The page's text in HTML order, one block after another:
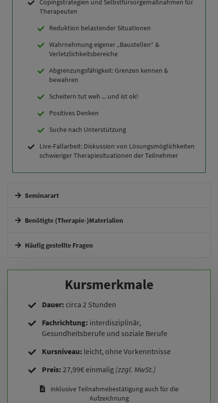
Copingstrategien und Selbstfürsorgemaßnahmen für
Therapeuten
Reduktion belastender Situationen
Wahrnehmung eigener „Baustellen“ &
Verletzlichkeitsbereiche
Abgrenzungsfähigkeit: Grenzen kennen &
bewahren
Scheitern tut weh ... und ist ok!
Positives Denken
Suche nach Unterstützung
Live-Fallarbeit: Diskussion von Lösungsmöglichkeiten
schwieriger Therapiesituationen der Teilnehmer
Seminarart
Benötigte (Therapie-)Materialien
Häufig gestellte Fragen
Ich kann zum Termin nicht, wird es eine Aufzeichnung oder
einen Alternativtermin geben?
Muss ich aus der Fachrichtung kommen, um teilnehmen zu
Kursmerkmale
Dauer: circa 2 Stunden
Fachrichtung: interdisziplinär,
Gesundheitsberufe und soziale Berufe
Kursniveau: leicht, ohne Vorkenntnisse
Preis: 27,99€ einmalig (zzgl. MwSt.)
inklusive Teilnahmebestätigung auch für die
Aufzeichnung